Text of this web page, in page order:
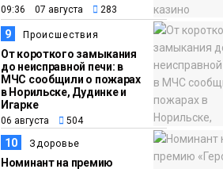
09:36 07 августа 283
9 Происшествия
От короткого замыкания
до неисправной печи: в
МЧС сообщили о пожарах
в Норильске, Дудинке и
Игарке
06 августа 504
10 Здоровье
Номинант на премию